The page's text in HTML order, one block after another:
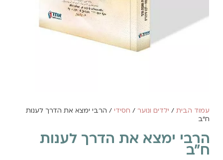
עמוד הבית/ ילדים ונוער/ חסידי/ הרבי ימצא את הדרך לענות
ח"ב
הרבי ימצא את הדרך לענות
ח"ב